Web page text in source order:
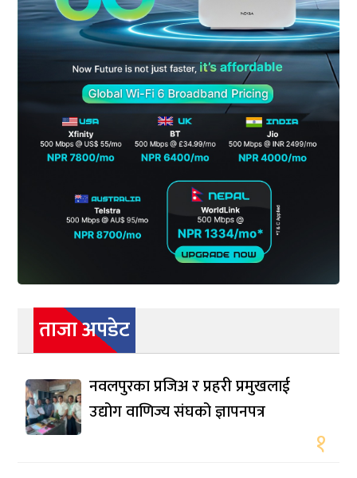
ताजा अपडेट
नवलपुरका प्रजिअ र प्रहरी प्रमुखलाई
उद्योग वाणिज्य संघको ज्ञापनपत्र
१